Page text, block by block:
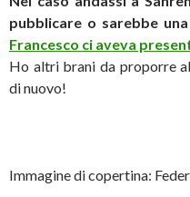
pubblicare o sarebbe una
Francesco ci aveva
Ho altri brani da proporre
di nuovo!
Immagine di copertina: